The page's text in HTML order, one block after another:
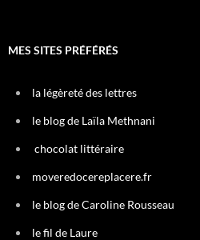
MES SITES PRÉFÉRÉS
la légèreté des lettres
le blog de Laïla Methnani
chocolat littéraire
moveredocereplacere.fr
le blog de Caroline Rousseau
le fil de Laure